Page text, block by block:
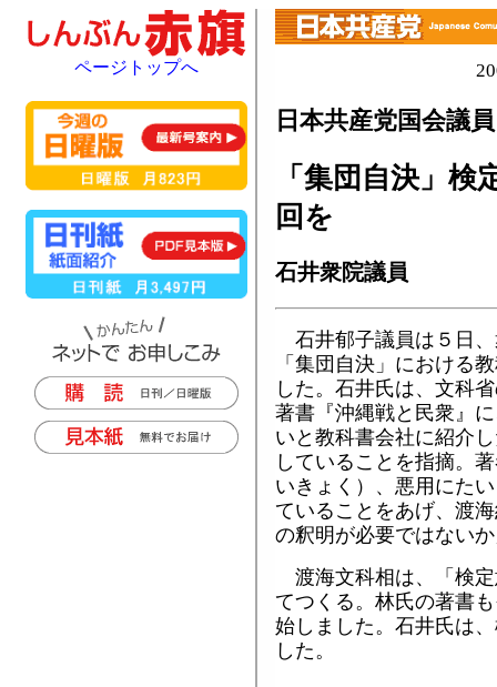
日本共産党国会議
「集団自決」
回を
石井衆院議員
石井郁子議員は５日
「集団自決」における
した。石井氏は、文科
著書『沖縄戦と民衆』
いと教科書会社に紹介
していることを指摘。
いきょく）、悪用にた
ていることをあげ、渡
の釈明が必要ではない
渡海文科相は、「検
てつくる。林氏の著書
始しました。石井氏は
した。
ページトップへ